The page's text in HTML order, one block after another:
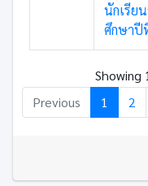
นักเรีย
ศึกษาปี
Previous
1 2